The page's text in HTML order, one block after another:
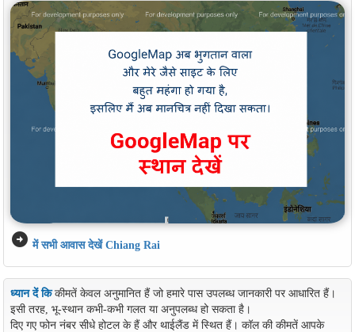
arrow_circle_right में सभी आवास देखें Chiang Rai
ध्यान दें किकीमतें केवल अनुमानित हैं जो हमारे पास उपलब्ध जानकारी पर आधारित हैं।
इसी तरह, भू-स्थान कभी-कभी गलत या अनुपलब्ध हो सकता है।
दिए गए फोन नंबर सीधे होटल के हैं और थाईलैंड में स्थित हैं। कॉल की कीमतें आपके